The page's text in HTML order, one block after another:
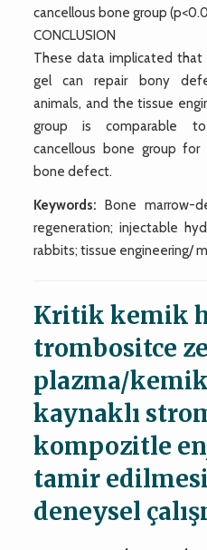
cancellous bone group
CONCLUSION
These data implicated that
gel can repair bony
animals, and the tissue
group is comparable to
cancellous bone group
bone defect.
Keywords: Bone marrow-
regeneration; injectable
rabbits; tissue engineering/
Kritik kemik
trombositce
plazma/
kaynaklı
kompozitle
tamir
deneysel